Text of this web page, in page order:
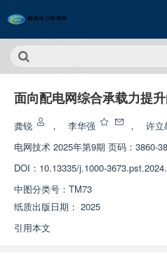
面向配电网综合承载力提
龚锐 ， 李华强 ，
许立
电网技术 2025年第9期 页码：3860-
DOI： 10.13335/j.1000-
中图分类号： TM73
纸质出版日期： 2025
引用本文